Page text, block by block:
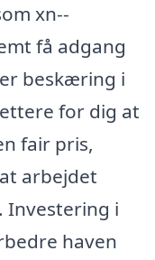
xn--
få adgang
beskæring i
for dig at
fair pris,
arbejdet
Investering i
haven